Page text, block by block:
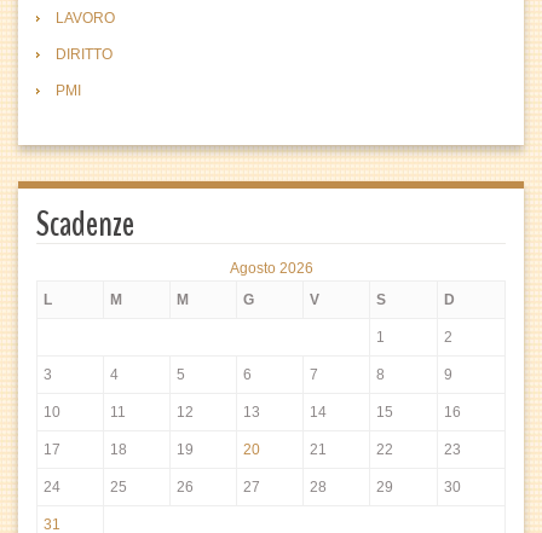
LAVORO
DIRITTO
PMI
Scadenze
Agosto 2026
L
M M G V S D
1 2
3 4 5 6 7 8 9
10 11 12 13 14 15 16
17 18 19 20 21 22 23
24 25 26 27 28 29 30
31